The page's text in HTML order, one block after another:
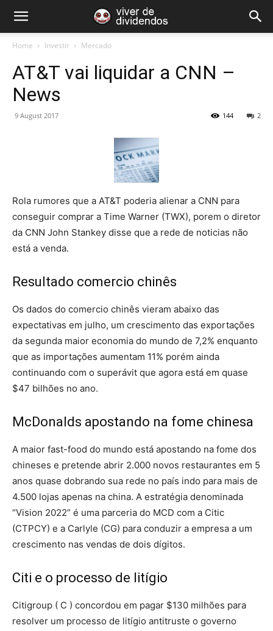
Home Investir Mercado
AT&T vai liquidar a CNN –
News
9 August 2017 2
144
Rola rumores que a AT&T poderia alienar a CNN para
conseguir comprar a Time Warner (TWX), porem o diretor
da CNN John Stankey disse que a rede de noticias não
está a venda.
Resultado comercio chinês
Os dados do comercio chinês vieram abaixo das
expectativas em julho, um crescimento das exportações
da segunda maior economia do mundo de 7,2% enquanto
que as importações aumentam 11% porém ainda
continuando com o superávit que agora está em quase
$47 bilhões no ano.
McDonalds apostando na fome chinesa
A maior fast-food do mundo está apostando na fome dos
chineses e pretende abrir 2.000 novos restaurantes em 5
anos quase dobrando sua rede no país indo para mais de
4.500 lojas apenas na china. A estratégia denominada
“Vision 2022” é uma parceria do MCD com a Citic
(CTPCY) e a Carlyle (CG) para conduzir a empresa a um
crescimento nas vendas de dois dígitos.
Citi e o processo de litígio
Citigroup ( C ) concordou em pagar $130 milhões para
resolver um processo de litígio antitruste o governo